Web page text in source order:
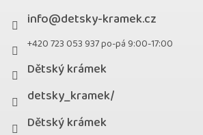
info@detsky-kramek.cz
+420 723 053 937 po-pá 9:00-17:00
Dětský krámek
detsky_kramek/
Dětský krámek